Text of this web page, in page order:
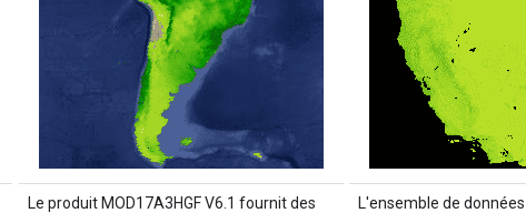
Le produit MOD17A3HGF V6.1 fournit des
L'ensemble de données